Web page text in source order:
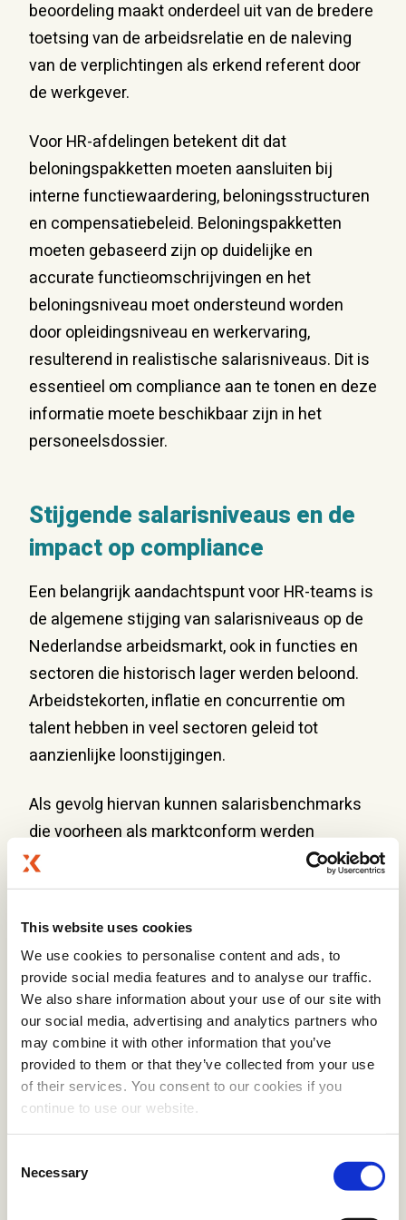
This website uses cookies
We use cookies to personalise content and ads, to
provide social media features and to analyse our traffic.
We also share information about your use of our site with
our social media, advertising and analytics partners who
may combine it with other information that you’ve
provided to them or that they’ve collected from your use
of their services. You consent to our cookies if you
continue to use our website.
Necessary
beoordeling maakt onderdeel uit van de bredere
toetsing van de arbeidsrelatie en de naleving
van de verplichtingen als erkend referent door
de werkgever.
Voor HR-afdelingen betekent dit dat
beloningspakketten moeten aansluiten bij
interne functiewaardering, beloningsstructuren
en compensatiebeleid. Beloningspakketten
moeten gebaseerd zijn op duidelijke en
accurate functieomschrijvingen en het
beloningsniveau moet ondersteund worden
door opleidingsniveau en werkervaring,
resulterend in realistische salarisniveaus. Dit is
essentieel om compliance aan te tonen en deze
informatie moete beschikbaar zijn in het
personeelsdossier.
Stijgende salarisniveaus en de
impact op compliance
Een belangrijk aandachtspunt voor HR-teams is
de algemene stijging van salarisniveaus op de
Nederlandse arbeidsmarkt, ook in functies en
sectoren die historisch lager werden beloond.
Arbeidstekorten, inflatie en concurrentie om
talent hebben in veel sectoren geleid tot
aanzienlijke loonstijgingen.
Als gevolg hiervan kunnen salarisbenchmarks
die voorheen als marktconform werden
beschouwd, niet langer aansluiten bij de huidige
omstandigheden, en kunnen functies die eerder
daarom belangrijk om ondersteunende
documentatie te hebben waaruit blijkt dat het
aangeboden salaris in lijn is met
marktstandaarden.
Dit is met name relevant voor kennismigranten-
samenhangen met het niveau en de aard van de